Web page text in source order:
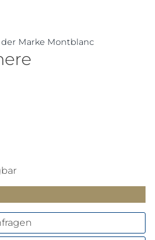
Marke Montblanc